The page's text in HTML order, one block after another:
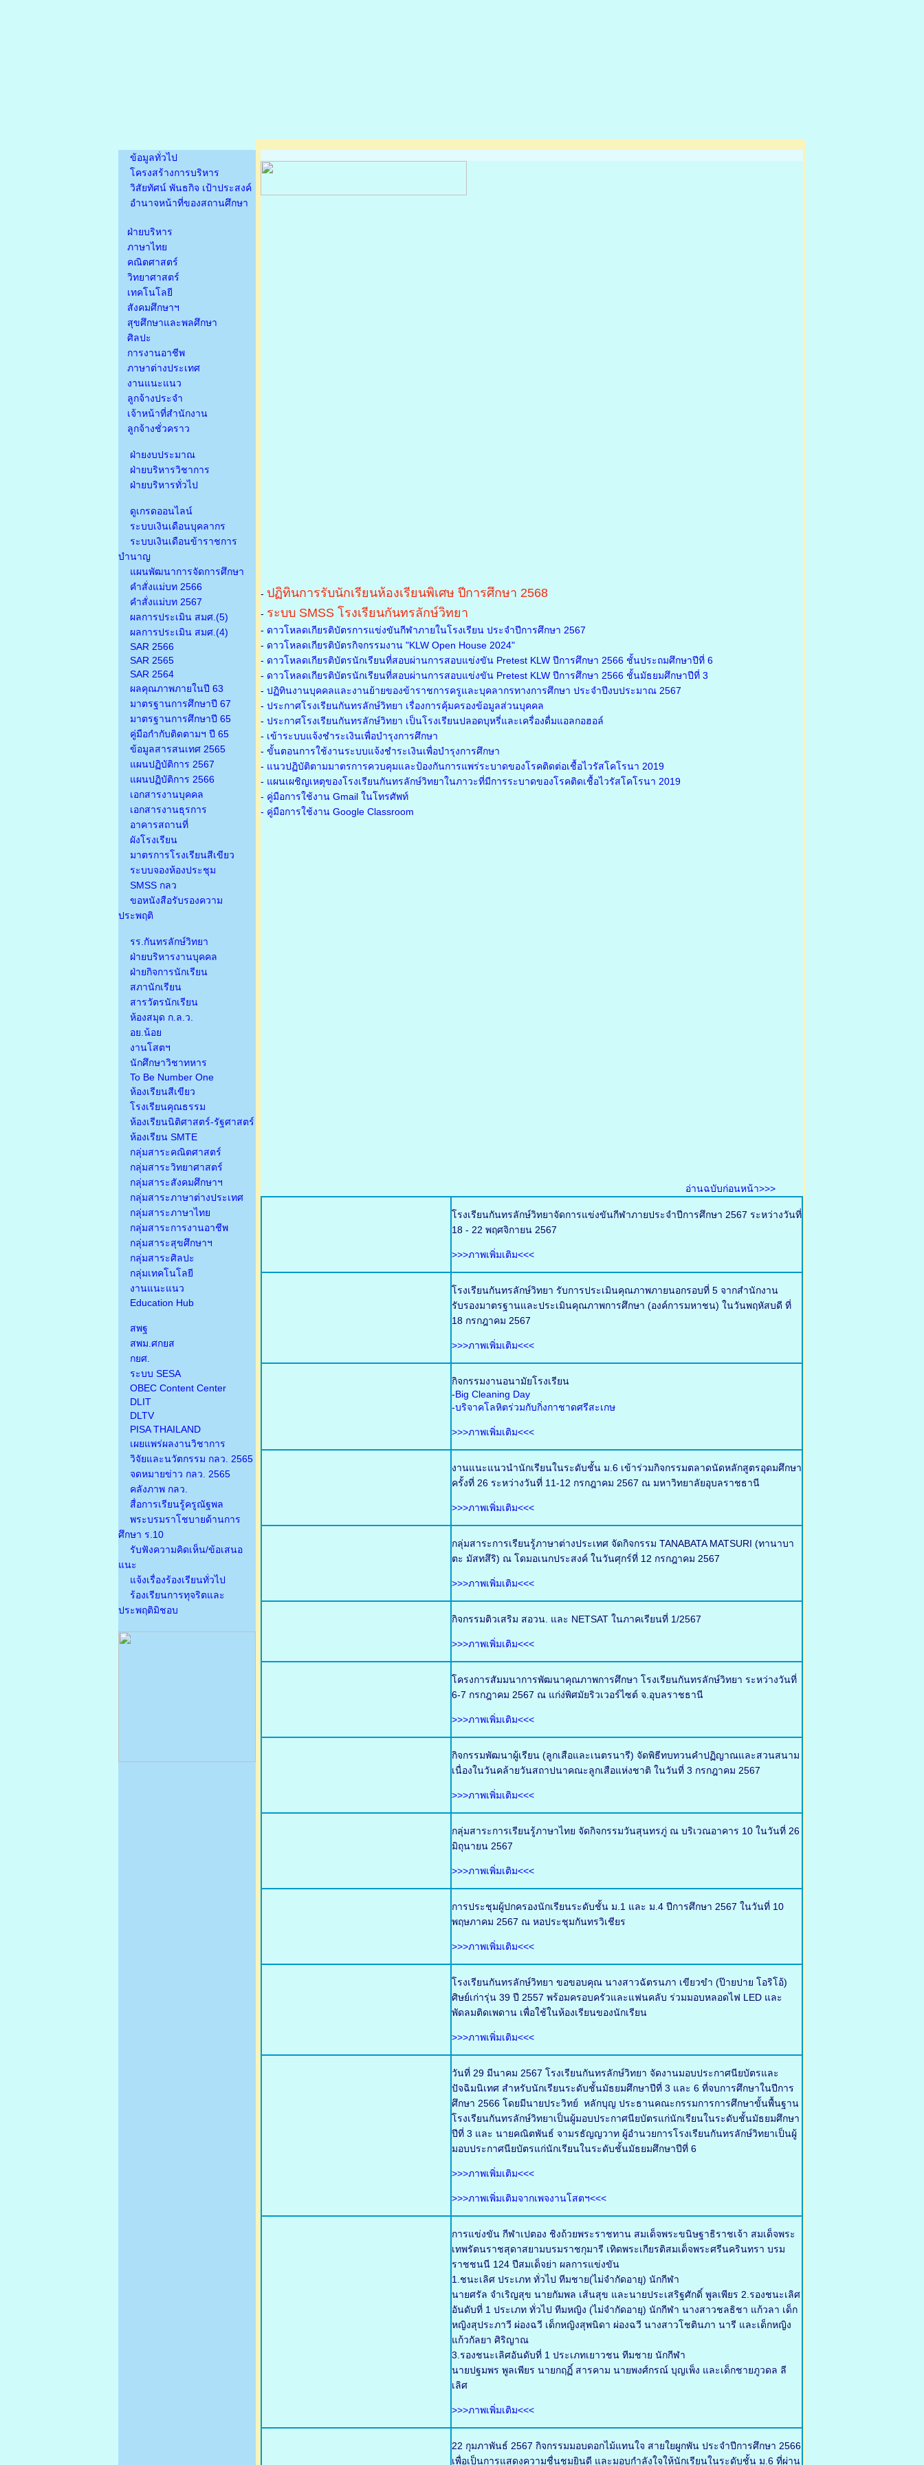
ข้อมูลทั่วไป
โครงสร้างการบริหาร
วิสัยทัศน์ พันธกิจ เป้าประสงค์
อำนาจหน้าที่ของสถานศึกษา
ฝ่ายบริหาร
ภาษาไทย
คณิตศาสตร์
วิทยาศาสตร์
เทคโนโลยี
สังคมศึกษาฯ
สุขศึกษาและพลศึกษา
ศิลปะ
การงานอาชีพ
ภาษาต่างประเทศ
งานแนะแนว
ลูกจ้างประจำ
เจ้าหน้าที่สำนักงาน
ลูกจ้างชั่วคราว
ฝ่ายงบประมาณ
ฝ่ายบริหารวิชาการ
ฝ่ายบริหารทั่วไป
ดูเกรดออนไลน์
ระบบเงินเดือนบุคลากร
ระบบเงินเดือนข้าราชการ
บำนาญ
แผนพัฒนาการจัดการศึกษา
คำสั่งแม่บท 2566
คำสั่งแม่บท 2567
ผลการประเมิน สมศ.(5)
ผลการประเมิน สมศ.(4)
SAR 2566
SAR 2565
SAR 2564
ผลคุณภาพภายในปี 63
มาตรฐานการศึกษาปี 67
มาตรฐานการศึกษาปี 65
คู่มือกำกับติดตามฯ ปี 65
ข้อมูลสารสนเทศ 2565
แผนปฏิบัติการ 2567
แผนปฏิบัติการ 2566
เอกสารงานบุคคล
เอกสารงานธุรการ
อาคารสถานที่
ผังโรงเรียน
มาตรการโรงเรียนสีเขียว
ระบบจองห้องประชุม
SMSS กลว
ขอหนังสือรับรองความ
ประพฤติ
รร.กันทรลักษ์วิทยา
ฝ่ายบริหารงานบุคคล
ฝ่ายกิจการนักเรียน
สภานักเรียน
สารวัตรนักเรียน
ห้องสมุด ก.ล.ว.
อย.น้อย
งานโสตฯ
นักศึกษาวิชาทหาร
To Be Number One
ห้องเรียนสีเขียว
โรงเรียนคุณธรรม
ห้องเรียนนิติศาสตร์-รัฐศาสตร์
ห้องเรียน SMTE
กลุ่มสาระคณิตศาสตร์
กลุ่มสาระวิทยาศาสตร์
กลุ่มสาระสังคมศึกษาฯ
กลุ่มสาระภาษาต่างประเทศ
กลุ่มสาระภาษาไทย
กลุ่มสาระการงานอาชีพ
กลุ่มสาระสุขศึกษาฯ
กลุ่มสาระศิลปะ
กลุ่มเทคโนโลยี
งานแนะแนว
Education Hub
สพฐ
สพม.ศกยส
กยศ.
ระบบ SESA
OBEC Content Center
DLIT
DLTV
PISA THAILAND
เผยแพร่ผลงานวิชาการ
วิจัยและนวัตกรรม กลว. 2565
จดหมายข่าว กลว. 2565
คลังภาพ กลว.
สื่อการเรียนรู้ครูณัฐพล
พระบรมราโชบายด้านการ
ศึกษา ร.10
รับฟังความคิดเห็น/ข้อเสนอ
แนะ
แจ้งเรื่องร้องเรียนทั่วไป
ร้องเรียนการทุจริตและ
ประพฤติมิชอบ
- ปฏิทินการรับนักเรียนห้องเรียนพิเศษ ปีการศึกษา 2568
- ระบบ SMSS โรงเรียนกันทรลักษ์วิทยา
- ดาวโหลดเกียรติบัตรการแข่งขันกีฬาภายในโรงเรียน ประจำปีการศึกษา 2567
- ดาวโหลดเกียรติบัตรกิจกรรมงาน "KLW Open House 2024"
- ดาวโหลดเกียรติบัตรนักเรียนที่สอบผ่านการสอบแข่งขัน Pretest KLW ปีการศึกษา 2566 ชั้นประถมศึกษาปีที่ 6
- ดาวโหลดเกียรติบัตรนักเรียนที่สอบผ่านการสอบแข่งขัน Pretest KLW ปีการศึกษา 2566 ชั้นมัธยมศึกษาปีที่ 3
- ปฏิทินงานบุคคลและงานย้ายของข้าราชการครูและบุคลากรทางการศึกษา ประจำปีงบประมาณ 2567
- ประกาศโรงเรียนกันทรลักษ์วิทยา เรื่องการคุ้มครองข้อมูลส่วนบุคคล
- ประกาศโรงเรียนกันทรลักษ์วิทยา เป็นโรงเรียนปลอดบุหรี่และเครื่องดื่มแอลกอฮอล์
- เข้าระบบแจ้งชำระเงินเพื่อบำรุงการศึกษา
- ขั้นตอนการใช้งานระบบแจ้งชำระเงินเพื่อบำรุงการศึกษา
- แนวปฏิบัติตามมาตรการควบคุมและป้องกันการแพร่ระบาดของโรคติดต่อเชื้อไวรัสโคโรนา 2019
- แผนเผชิญเหตุของโรงเรียนกันทรลักษ์วิทยาในภาวะที่มีการระบาดของโรคติดเชื้อไวรัสโคโรนา 2019
- คู่มือการใช้งาน Gmail ในโทรศัพท์
- คู่มือการใช้งาน Google Classroom
อ่านฉบับก่อนหน้า>>>
โรงเรียนกันทรลักษ์วิทยาจัดการแข่งขันกีฬาภายประจำปีการศึกษา 2567 ระหว่างวันที่
18 - 22 พฤศจิกายน 2567
>>>ภาพเพิ่มเติม<<<
โรงเรียนกันทรลักษ์วิทยา รับการประเมินคุณภาพภายนอกรอบที่ 5 จากสำนักงาน
รับรองมาตรฐานและประเมินคุณภาพการศึกษา (องค์การมหาชน) ในวันพฤหัสบดี ที่
18 กรกฎาคม 2567
>>>ภาพเพิ่มเติม<<<
กิจกรรมงานอนามัยโรงเรียน
-Big Cleaning Day
-บริจาคโลหิตร่วมกับกิ่งกาชาดศรีสะเกษ
>>>ภาพเพิ่มเติม<<<
งานแนะแนวนำนักเรียนในระดับชั้น ม.6 เข้าร่วมกิจกรรมตลาดนัดหลักสูตรอุดมศึกษา
ครั้งที่ 26 ระหว่างวันที่ 11-12 กรกฎาคม 2567 ณ มหาวิทยาลัยอุบลราชธานี
>>>ภาพเพิ่มเติม<<<
กลุ่มสาระการเรียนรู้ภาษาต่างประเทศ จัดกิจกรรม TANABATA MATSURI (ทานาบา
ตะ มัสทสึริ) ณ โดมอเนกประสงค์ ในวันศุกร์ที่ 12 กรกฎาคม 2567
>>>ภาพเพิ่มเติม<<<
กิจกรรมติวเสริม สอวน. และ NETSAT ในภาคเรียนที่ 1/2567
>>>ภาพเพิ่มเติม<<<
โครงการสัมมนาการพัฒนาคุณภาพการศึกษา โรงเรียนกันทรลักษ์วิทยา ระหว่างวันที่
6-7 กรกฎาคม 2567 ณ แก่ง่พิศมัยริวเวอร์ไซต์ จ.อุบลราชธานี
>>>ภาพเพิ่มเติม<<<
กิจกรรมพัฒนาผู้เรียน (ลูกเสือและเนตรนารี) จัดพิธีทบทวนคำปฏิญาณและสวนสนาม
เนื่องในวันคล้ายวันสถาปนาคณะลูกเสือแห่งชาติ ในวันที่ 3 กรกฎาคม 2567
>>>ภาพเพิ่มเติม<<<
กลุ่มสาระการเรียนรู้ภาษาไทย จัดกิจกรรมวันสุนทรภู่ ณ บริเวณอาคาร 10 ในวันที่ 26
มิถุนายน 2567
>>>ภาพเพิ่มเติม<<<
การประชุมผู้ปกครองนักเรียนระดับชั้น ม.1 และ ม.4 ปีการศึกษา 2567 ในวันที่ 10
พฤษภาคม 2567 ณ หอประชุมกันทรวิเชียร
>>>ภาพเพิ่มเติม<<<
โรงเรียนกันทรลักษ์วิทยา ขอขอบคุณ นางสาวฉัตรนภา เขียวขำ (ป๊ายปาย โอริโอ้)
ศิษย์เก่ารุ่น 39 ปี 2557 พร้อมครอบครัวและแฟนคลับ ร่วมมอบหลอดไฟ LED และ
พัดลมติดเพดาน เพื่อใช้ในห้องเรียนของนักเรียน
>>>ภาพเพิ่มเติม<<<
วันที่ 29 มีนาคม 2567 โรงเรียนกันทรลักษ์วิทยา จัดงานมอบประกาศนียบัตรและ
ปัจฉิมนิเทศ สำหรับนักเรียนระดับชั้นมัธยมศึกษาปีที่ 3 และ 6 ที่จบการศึกษาในปีการ
ศึกษา 2566 โดยมีนายประวิทย์ หลักบุญ ประธานคณะกรรมการการศึกษาขั้นพื้นฐาน
โรงเรียนกันทรลักษ์วิทยาเป็นผู้มอบประกาศนียบัตรแก่นักเรียนในระดับชั้นมัธยมศึกษา
ปีที่ 3 และ นายคณิตพันธ์ จามรธัญญวาท ผู้อำนวยการโรงเรียนกันทรลักษ์วิทยาเป็นผู้
มอบประกาศนียบัตรแก่นักเรียนในระดับชั้นมัธยมศึกษาปีที่ 6
>>>ภาพเพิ่มเติม<<<
>>>ภาพเพิ่มเติมจากเพจงานโสตฯ<<<
การแข่งขัน กีฬาเปตอง ชิงถ้วยพระราชทาน สมเด็จพระขนิษฐาธิราชเจ้า สมเด็จพระ
เทพรัตนราชสุดาสยามบรมราชกุมารี เทิดพระเกียรติสมเด็จพระศรีนครินทรา บรม
ราชชนนี 124 ปีสมเด็จย่า ผลการแข่งขัน
1.ชนะเลิศ ประเภท ทั่วไป ทีมชาย(ไม่จำกัดอายุ) นักกีฬา
นายศรัล จำเริญสุข นายกัมพล เส้นสุข และนายประเสริฐศักดิ์ พูลเพียร 2.รองชนะเลิศ
อันดับที่ 1 ประเภท ทั่วไป ทีมหญิง (ไม่จำกัดอายุ) นักกีฬา นางสาวชลธิชา แก้วลา เด็ก
หญิงสุประภาวี ผ่องฉวี เด็กหญิงสุพนิดา ผ่องฉวี นางสาวโชตินภา นารี และเด็กหญิง
แก้วกัลยา ศิริญาณ
3.รองชนะเลิศอันดับที่ 1 ประเภทเยาวชน ทีมชาย นักกีฬา
นายปฐมพร พูลเพียร นายกฤฏิ์ สารคาม นายพงศ์กรณ์ บุญเพ็ง และเด็กชายภูวดล ลี
เลิศ
>>>ภาพเพิ่มเติม<<<
22 กุมภาพันธ์ 2567 กิจกรรมมอบดอกไม้แทนใจ สายใยผูกพัน ประจำปีการศึกษา 2566
เพื่อเป็นการแสดงความชื่นชมยินดี และมอบกำลังใจให้นักเรียนในระดับชั้น ม.6 ที่ผ่าน